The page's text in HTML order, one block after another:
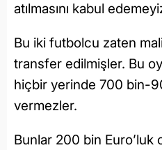
atılmasını kabul
Bu iki futbolcu zaten
transfer edilmişler. Bu
hiçbir yerinde 700 bin-
vermezler.
Bunlar 200 bin Euro’luk